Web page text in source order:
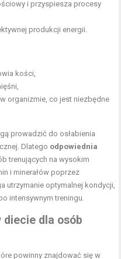
i przyspiesza procesy
produkcji energii.
kości,
organizmie, co jest niezbędne
prowadzić do osłabienia
Dlatego odpowiednia
trenujących na wysokim
i minerałów poprzez
utrzymanie optymalnej kondycji,
intensywnym treningu.
diecie dla osób
powinny znajdować się w